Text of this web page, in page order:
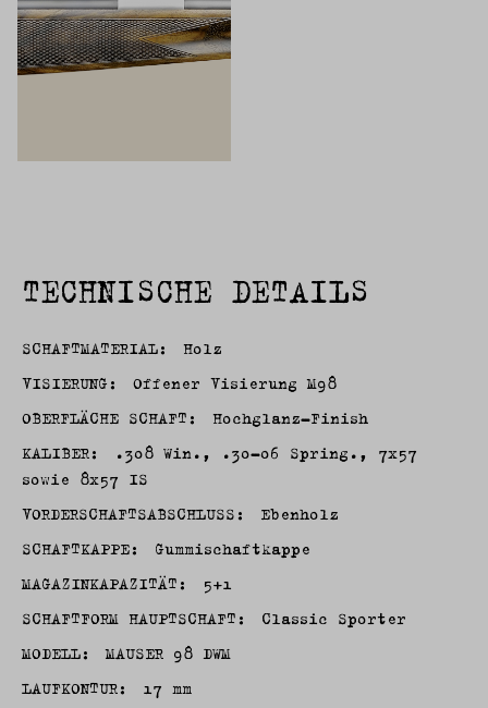
TECHNISCHE DETAILS
SCHAFTMATERIAL:
Holz
VISIERUNG:
Offener Visierung M98
OBERFLÄCHE SCHAFT:
Hochglanz-Finish
KALIBER:
.308 Win., .30-06 Spring., 7x57
sowie 8x57 IS
VORDERSCHAFTSABSCHLUSS:
Ebenholz
SCHAFTKAPPE:
Gummischaftkappe
MAGAZINKAPAZITÄT:
5+1
SCHAFTFORM HAUPTSCHAFT:
Classic Sporter
MODELL:
MAUSER 98 DWM
LAUFKONTUR:
17 mm